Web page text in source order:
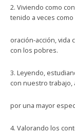
2. Viviendo como
tenido a veces como
oración-acción, vida
con los pobres.
3. Leyendo,
con nuestro trabajo,
por una mayor
4. Valorando los